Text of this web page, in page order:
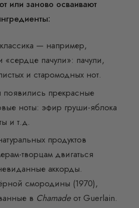
или заново осваивают
— например,
«сердце пачули»: пачули,
и старомодных нот.
прекрасные
ноты: эфир груши-яблока
и т.д.
продуктов
творцам двигаться
аккорды.
смородины (1970),
в Chamadeот Guerlain.